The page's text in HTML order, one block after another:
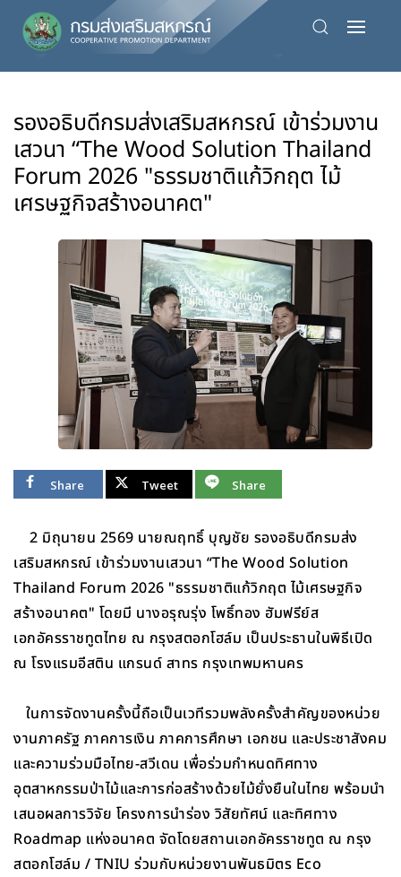
Skip
to
content
รองอธิบดีกรมส่งเสริมสหกรณ์ เข้าร่วมงาน
เสวนา “The Wood Solution Thailand
Forum 2026 "ธรรมชาติแก้วิกฤต ไม้
เศรษฐกิจสร้างอนาคต"
Share Tweet Share
2 มิถุนายน 2569 นายณฤทธิ์ บุญชัย รองอธิบดีกรมส่ง
เสริมสหกรณ์ เข้าร่วมงานเสวนา “The Wood Solution
Thailand Forum 2026 "ธรรมชาติแก้วิกฤต ไม้เศรษฐกิจ
สร้างอนาคต" โดยมี นางอรุณรุ่ง โพธิ์ทอง ฮัมฟรีย์ส
เอกอัครราชทูตไทย ณ กรุงสตอกโฮล์ม เป็นประธานในพิธีเปิด
ณ โรงแรมอีสติน แกรนด์ สาทร กรุงเทพมหานคร
ในการจัดงานครั้งนี้ถือเป็นเวทีรวมพลังครั้งสำคัญของหน่วย
งานภาครัฐ ภาคการเงิน ภาคการศึกษา เอกชน และประชาสังคม
และความร่วมมือไทย-สวีเดน เพื่อร่วมกำหนดทิศทาง
อุตสาหกรรมป่าไม้และการก่อสร้างด้วยไม้ยั่งยืนในไทย พร้อมนำ
เสนอผลการวิจัย โครงการนำร่อง วิสัยทัศน์ และทิศทาง
Roadmap แห่งอนาคต จัดโดยสถานเอกอัครราชทูต ณ กรุง
สตอกโฮล์ม / TNIU ร่วมกับหน่วยงานพันธมิตร Eco